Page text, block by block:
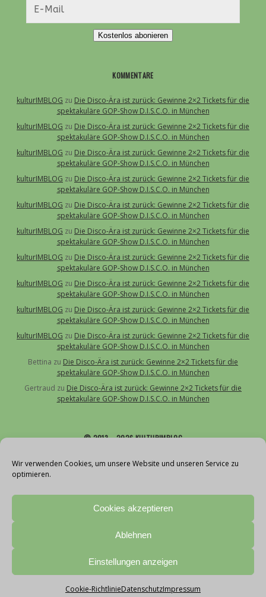
Wir verwenden Cookies, um unsere Website und unseren Service zu
optimieren.
Cookies akzeptieren
Ablehnen
Einstellungen anzeigen
Cookie-RichtlinieDatenschutzImpressum
Kostenlos abonieren
KOMMENTARE
kulturIMBLOG zu Die Disco-Ära ist zurück: Gewinne 2×2 Tickets für die
spektakuläre GOP-Show D.I.S.C.O. in München
kulturIMBLOG zu Die Disco-Ära ist zurück: Gewinne 2×2 Tickets für die
spektakuläre GOP-Show D.I.S.C.O. in München
kulturIMBLOG zu Die Disco-Ära ist zurück: Gewinne 2×2 Tickets für die
spektakuläre GOP-Show D.I.S.C.O. in München
kulturIMBLOG zu Die Disco-Ära ist zurück: Gewinne 2×2 Tickets für die
spektakuläre GOP-Show D.I.S.C.O. in München
kulturIMBLOG zu Die Disco-Ära ist zurück: Gewinne 2×2 Tickets für die
spektakuläre GOP-Show D.I.S.C.O. in München
kulturIMBLOG zu Die Disco-Ära ist zurück: Gewinne 2×2 Tickets für die
spektakuläre GOP-Show D.I.S.C.O. in München
kulturIMBLOG zu Die Disco-Ära ist zurück: Gewinne 2×2 Tickets für die
spektakuläre GOP-Show D.I.S.C.O. in München
kulturIMBLOG zu Die Disco-Ära ist zurück: Gewinne 2×2 Tickets für die
spektakuläre GOP-Show D.I.S.C.O. in München
kulturIMBLOG zu Die Disco-Ära ist zurück: Gewinne 2×2 Tickets für die
spektakuläre GOP-Show D.I.S.C.O. in München
kulturIMBLOG zu Die Disco-Ära ist zurück: Gewinne 2×2 Tickets für die
spektakuläre GOP-Show D.I.S.C.O. in München
Bettina zu Die Disco-Ära ist zurück: Gewinne 2×2 Tickets für die
spektakuläre GOP-Show D.I.S.C.O. in München
Gertraud zu Die Disco-Ära ist zurück: Gewinne 2×2 Tickets für die
spektakuläre GOP-Show D.I.S.C.O. in München
© 2013 – 2026 KULTURIMBLOG
Über uns
Impressum
Datenschutz
Teilnahmebedingungen Gewinnspiele